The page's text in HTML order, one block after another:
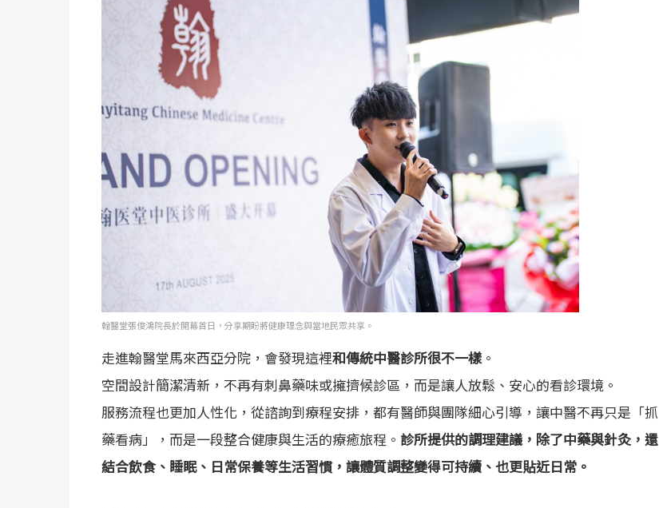
翰醫堂張俊鴻院長於開幕首日，分享期盼將健康理念與當地民眾共享。
走進翰醫堂馬來西亞分院，會發現這裡和傳統中醫診所很不一樣。
空間設計簡潔清新，不再有刺鼻藥味或擁擠候診區，而是讓人放鬆、安心的看診環境。
服務流程也更加人性化，從諮詢到療程安排，都有醫師與團隊細心引導，讓中醫不再只是「抓
藥看病」，而是一段整合健康與生活的療癒旅程。 診所提供的調理建議，除了中藥與針灸，還
結合飲食、睡眠、日常保養等生活習慣，讓體質調整變得可持續、也更貼近日常。